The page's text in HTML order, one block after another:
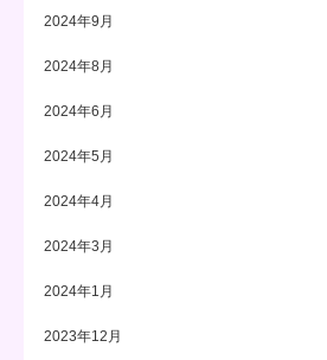
2024年9月
2024年8月
2024年6月
2024年5月
2024年4月
2024年3月
2024年1月
2023年12月